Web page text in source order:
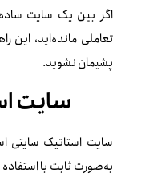
اگر بین یک سایت
تعاملی مانده‌اید، این
پشیمان نشوید.
سایت
سایت استاتیک